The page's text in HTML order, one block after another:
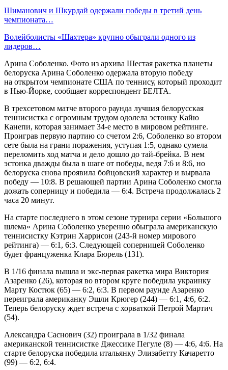
Шиманович и Шкурдай одержали победы в третий день
чемпионата…
Волейболисты «Шахтера» крупно обыграли одного из
лидеров…
Арина Соболенко. Фото из архива Шестая ракетка планеты
белоруска Арина Соболенко одержала вторую победу
на открытом чемпионате США по теннису, который проходит
в Нью-Йорке, сообщает корреспондент БЕЛТА.
В трехсетовом матче второго раунда лучшая белорусская
теннисистка с огромным трудом одолела эстонку Кайю
Канепи, которая занимает 34-е место в мировом рейтинге.
Проиграв первую партию со счетом 2:6, Соболенко во втором
сете была на грани поражения, уступая 1:5, однако сумела
переломить ход матча и дело дошло до тай-брейка. В нем
эстонка дважды была в шаге от победы, ведя 7:6 и 8:6, но
белоруска снова проявила бойцовский характер и вырвала
победу — 10:8. В решающей партии Арина Соболенко смогла
дожать соперницу и победила — 6:4. Встреча продолжалась 2
часа 20 минут.
На старте последнего в этом сезоне турнира серии «Большого
шлема» Арина Соболенко уверенно обыграла американскую
теннисистку Кэтрин Харрисон (243-й номер мирового
рейтинга) — 6:1, 6:3. Следующей соперницей Соболенко
будет француженка Клара Бюрель (131).
В 1/16 финала вышла и экс-первая ракетка мира Виктория
Азаренко (26), которая во втором круге победила украинку
Марту Костюк (65) — 6:2, 6:3. В первом раунде Азаренко
переиграла американку Эшли Крюгер (244) — 6:1, 4:6, 6:2.
Теперь белоруску ждет встреча с хорваткой Петрой Мартич
(54).
Александра Саснович (32) проиграла в 1/32 финала
американской теннисистке Джессике Пегуле (8) — 4:6, 4:6. На
старте белоруска победила итальянку Элизабетту Качаретто
(99) — 6:2, 6:4.